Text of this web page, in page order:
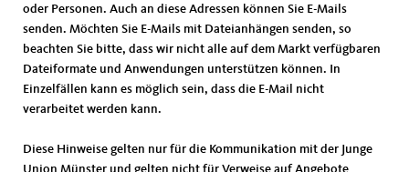
oder Personen. Auch an diese Adressen können Sie E-Mails
senden. Möchten Sie E-Mails mit Dateianhängen senden, so
beachten Sie bitte, dass wir nicht alle auf dem Markt verfügbaren
Dateiformate und Anwendungen unterstützen können. In
Einzelfällen kann es möglich sein, dass die E-Mail nicht
verarbeitet werden kann.
Diese Hinweise gelten nur für die Kommunikation mit der Junge
Union Münster und gelten nicht für Verweise auf Angebote